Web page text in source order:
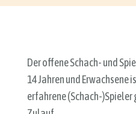
Der offene Schach- und
14 Jahren und Erwachsene
erfahrene (Schach-